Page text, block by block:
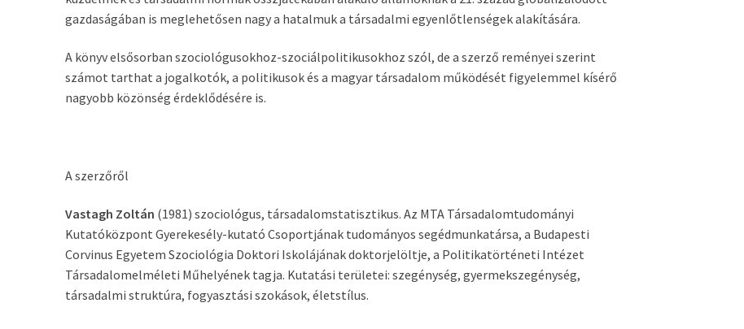
gazdaságában is meglehetősen nagy a hatalmuk a társadalmi egyenlőtlenségek alakítására.
A könyv elsősorban szociológusokhoz-szociálpolitikusokhoz szól, de a szerző reményei szerint
számot tarthat a jogalkotók, a politikusok és a magyar társadalom működését figyelemmel kísérő
nagyobb közönség érdeklődésére is.
A szerzőről
Vastagh Zoltán (1981) szociológus, társadalomstatisztikus. Az MTA Társadalomtudományi
Kutatóközpont Gyerekesély-kutató Csoportjának tudományos segédmunkatársa, a Budapesti
Corvinus Egyetem Szociológia Doktori Iskolájának doktorjelöltje, a Politikatörténeti Intézet
Társadalomelméleti Műhelyének tagja. Kutatási területei: szegénység, gyermekszegénység,
társadalmi struktúra, fogyasztási szokások, életstílus.